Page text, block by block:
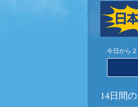
今日から
14日間